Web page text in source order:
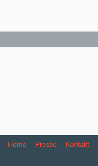
Home Presse Kontakt